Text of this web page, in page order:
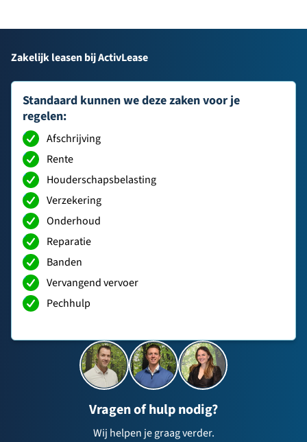
Zakelijk leasen bij ActivLease
Standaard kunnen we deze zaken voor je
regelen:
Afschrijving
Rente
Houderschapsbelasting
Verzekering
Onderhoud
Reparatie
Banden
Vervangend vervoer
Pechhulp
Vragen of hulp nodig?
Wij helpen je graag verder.